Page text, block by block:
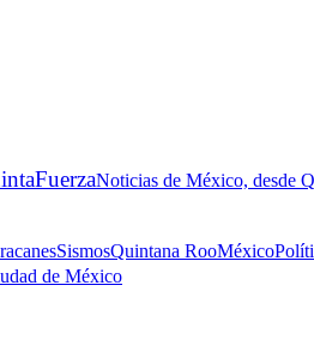
FuerzaNoticias de México, desde
SismosQuintana RooMéxico
de México